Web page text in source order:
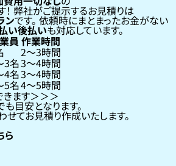
弊社がご提示するお見積りは
ンです。依頼時にまとまったお金がない
い後払いも対応しています。
員 作業時間
2〜3時間
3名3〜4時間
4名3〜4時間
5名4〜5時間
きます
目安となります。
てお見積り作成いたします。
ら